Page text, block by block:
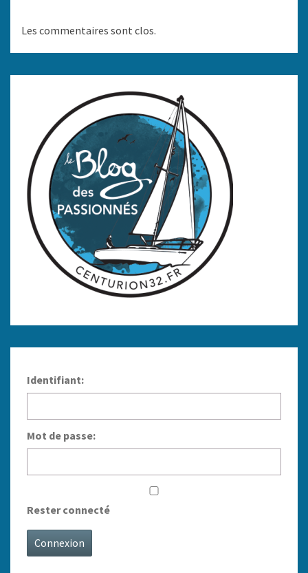
Les commentaires sont clos.
Identifiant:
Mot de passe:
Rester connecté
Connexion